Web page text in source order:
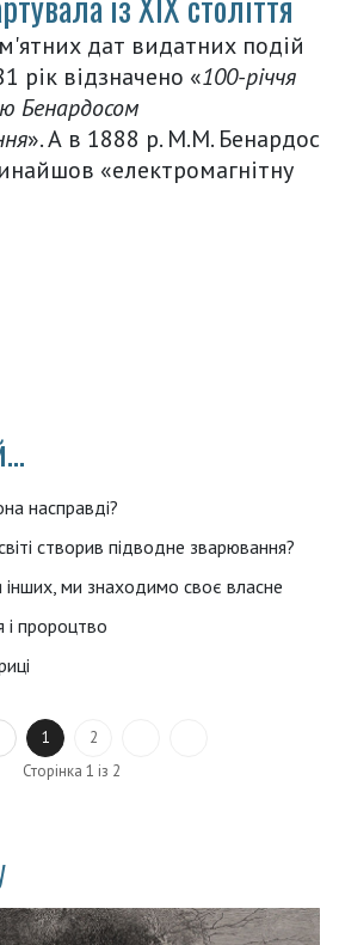
дат видатних подій
рік відзначено «100-річчя
Бенардосом
». А в 1888 р. М.М. Бенардос
«електромагнітну
насправді?
створив підводне зварювання?
ми знаходимо своє власне
і пророцтво
1
2
Сторінка 1 із 2